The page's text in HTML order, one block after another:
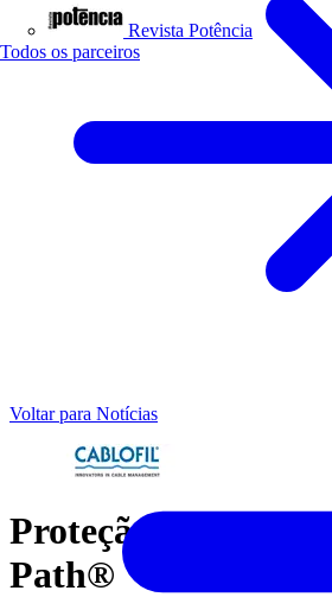
Revista Potência
Todos os parceiros
Voltar para Notícias
Proteção Contra
Path®